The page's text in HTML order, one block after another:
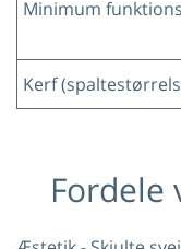
Minimum
Kerf
Fordele